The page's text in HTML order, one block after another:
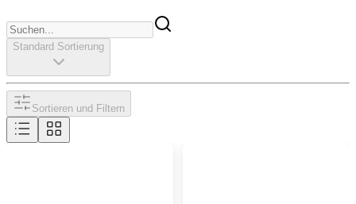
Standard Sortierung
Sortieren und Filtern